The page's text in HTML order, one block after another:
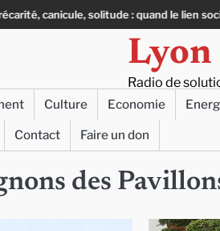
solitude : quand le lien social devient
Lyon
Radio de
Culture Economie
Contact Faire un don
des